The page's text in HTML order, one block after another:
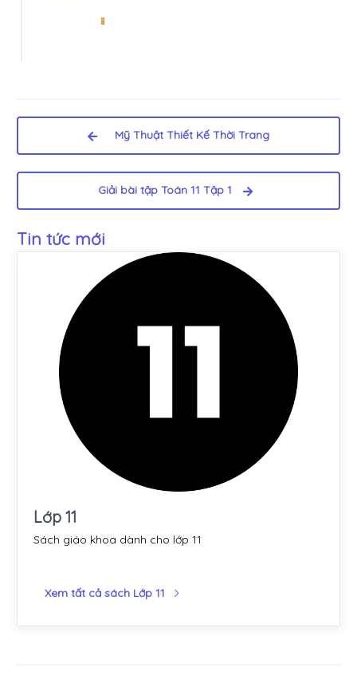
Mỹ Thuật Thiết Kế Thời Trang
Giải bài tập Toán 11 Tập 1
Tin tức mới
Lớp 11
Sách giáo khoa dành cho lớp 11
Xem tất cả sách Lớp 11